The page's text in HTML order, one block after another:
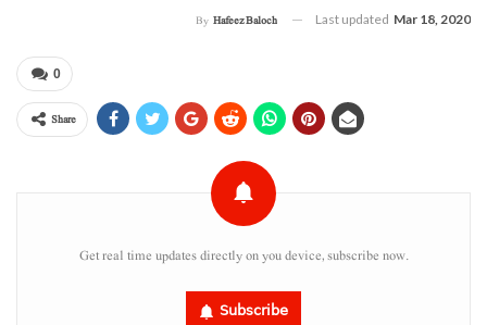
By Hafeez Baloch Last updated Mar 18, 2020
0
Share
Get real time updates directly on you device, subscribe now.
Subscribe